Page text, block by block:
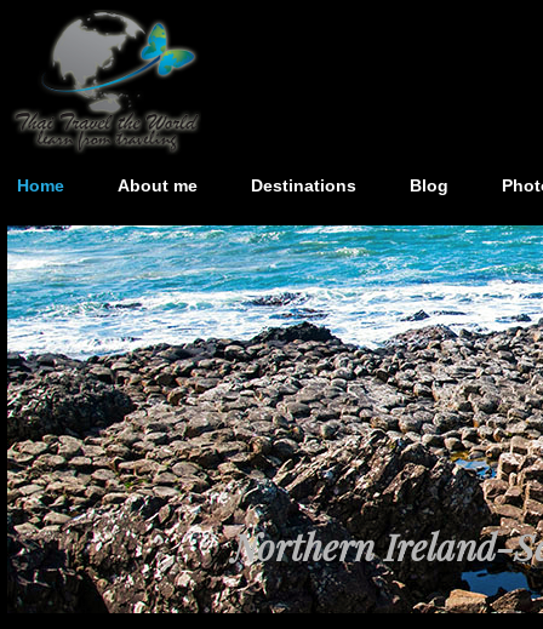
Home About me Destinations Blog
Northern Ireland-
เส้นทาง Egypt-